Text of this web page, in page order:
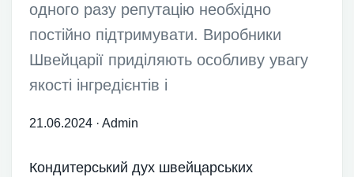
одного разу репутацію необхідно
постійно підтримувати. Виробники
Швейцарії приділяють особливу увагу
якості інгредієнтів і
21.06.2024 ·Admin
Кондитерський дух швейцарських